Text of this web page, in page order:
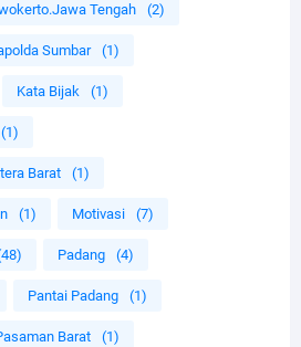
Tengah (2)
Sumbar (1)
Kata Bijak (1)
(1)
Barat (1)
(1) Motivasi (7)
Padang (4)
Pantai Padang (1)
Barat (1)